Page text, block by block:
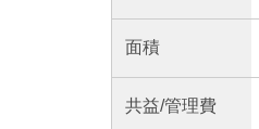
面積
共益/管理費